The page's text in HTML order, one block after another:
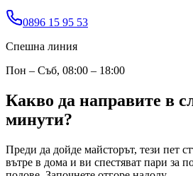
0896 15 95 53
Спешна линия
Пон – Съб, 08:00 – 18:00
Какво да направите в
минути?
Преди да дойде майсторът, тези пет
вътре в дома и ви спестяват пари за